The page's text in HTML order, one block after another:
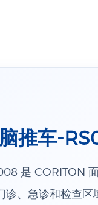
推车-
是 CORITON
、急诊和检查